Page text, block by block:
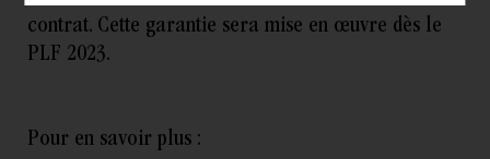
contrat. Cette garantie sera mise en œuvre dès le
PLF 2023.
Pour en savoir plus :